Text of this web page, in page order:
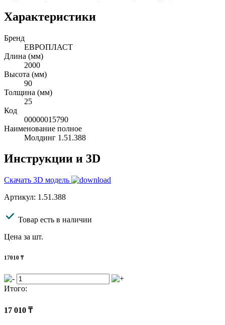
Характеристики
Бренд
ЕВРОПЛАСТ
Длина (мм)
2000
Высота (мм)
90
Толщина (мм)
25
Код
00000015790
Наименование полное
Молдинг 1.51.388
Инструкции и 3D
Скачать 3D модель
Артикул: 1.51.388
Товар есть в наличии
Цена за шт.
17010 ₸
Итого:
17 010 ₸